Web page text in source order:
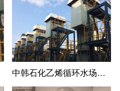
中韩石化乙烯循环水场立式长轴泵